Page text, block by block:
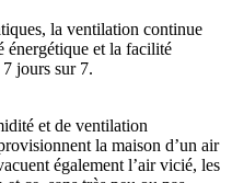
la ventilation continue
énergétique et la facilité
jours sur 7.
et de ventilation
la maison d’un air
également l’air vicié, les